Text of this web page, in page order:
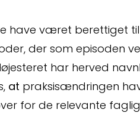
have været berettiget
der som episoden
har herved
at praksisændringen
for de relevante